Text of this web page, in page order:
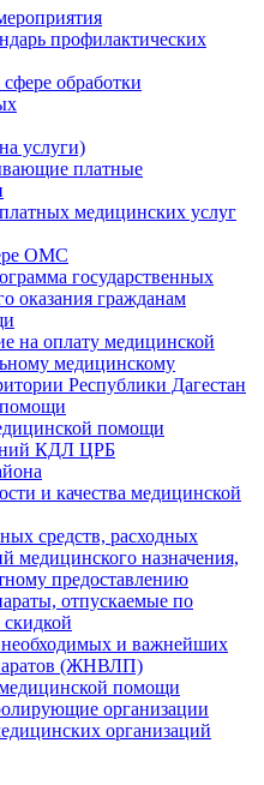
профилактических
обработки
услуги)
платные
медицинских услуг
ОМС
государственных
оказания гражданам
на оплату медицинской
медицинскому
Республики Дагестан
помощи
КДЛ ЦРБ
и качества медицинской
средств, расходных
медицинского назначения,
предоставлению
отпускаемые по
скидкой
и важнейших
(ЖНВЛП)
помощи
организации
организаций